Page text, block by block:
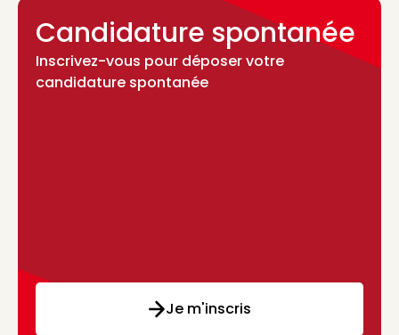
Candidature spontanée
Inscrivez-vous pour déposer votre
candidature spontanée
Je m'inscris